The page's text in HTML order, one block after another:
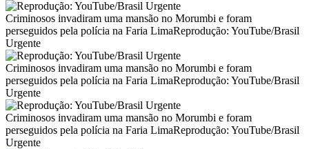
Criminosos invadiram uma mansão no Morumbi e foram
perseguidos pela polícia na Faria LimaReprodução: YouTube/Brasil
Urgente
Criminosos invadiram uma mansão no Morumbi e foram
perseguidos pela polícia na Faria LimaReprodução: YouTube/Brasil
Urgente
Criminosos invadiram uma mansão no Morumbi e foram
perseguidos pela polícia na Faria LimaReprodução: YouTube/Brasil
Urgente